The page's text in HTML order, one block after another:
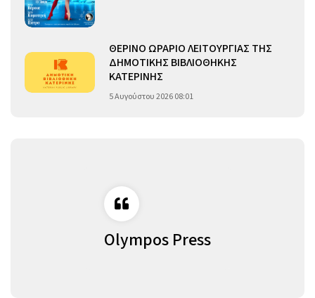
ΘΕΡΙΝΟ ΩΡΑΡΙΟ ΛΕΙΤΟΥΡΓΙΑΣ ΤΗΣ
ΔΗΜΟΤΙΚΗΣ ΒΙΒΛΙΟΘΗΚΗΣ
ΚΑΤΕΡΙΝΗΣ
5 Αυγούστου 2026 08:01
Olympos Press